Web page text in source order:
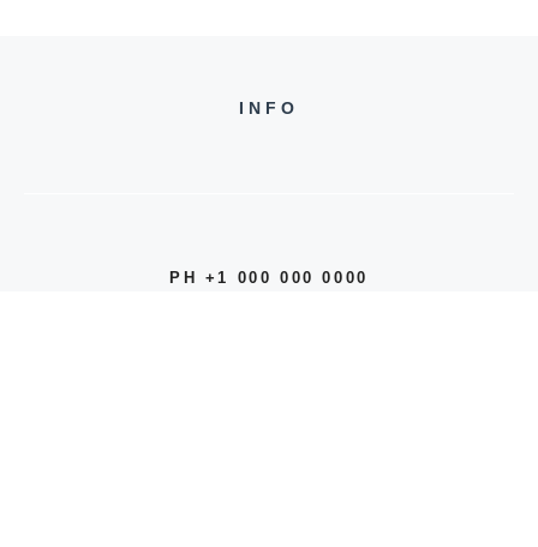
INFO
PH +1 000 000 0000